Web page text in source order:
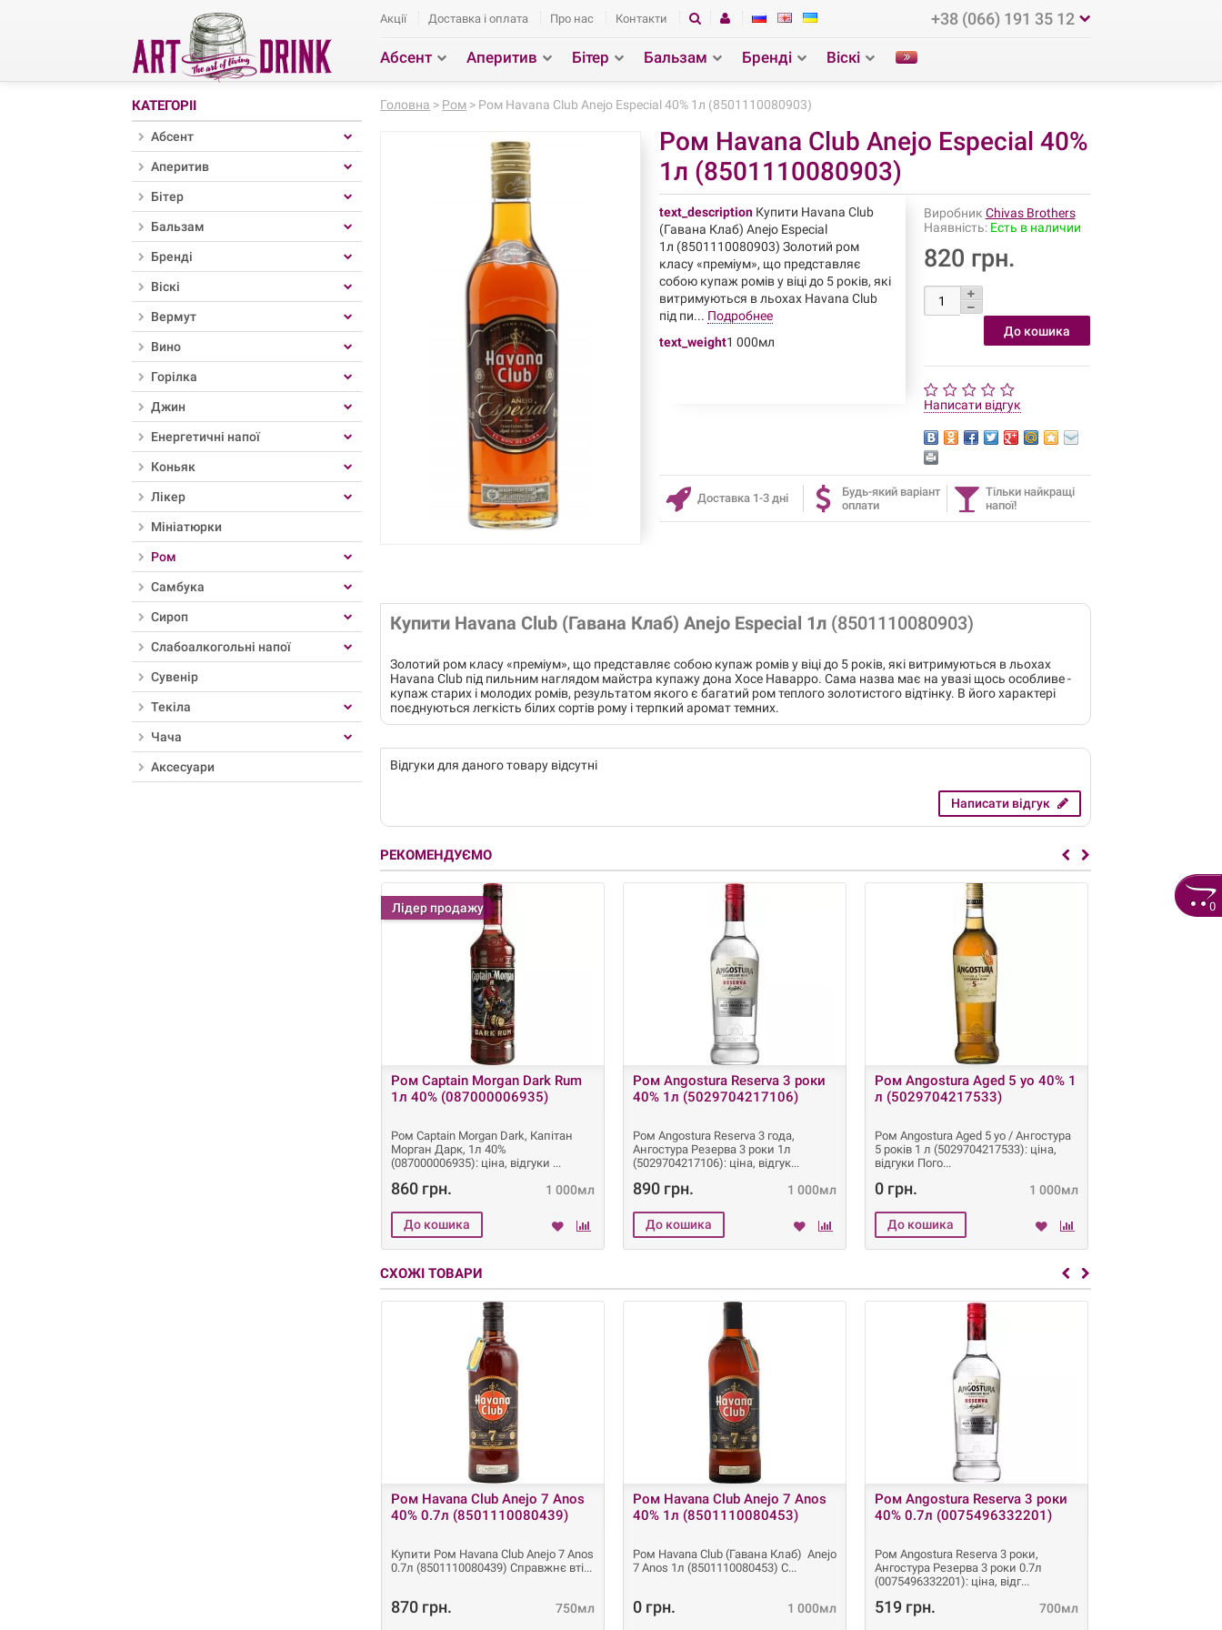
+38 (066) 191 35 12
Акції Доставка і оплата Про нас Контакти
Абсент Аперитив Бітер Бальзам Бренді Віскі
0
Розділ Пошук
КАТЕГОРІЇ
Абсент
Аперитив
Бітер
Бальзам
Бренді
Віскі
Вермут
Вино
Горілка
Джин
Енергетичні напої
Коньяк
Лікер
Мініатюрки
Ром
Самбука
Сироп
Слабоалкогольні напої
Сувенір
Текіла
Чача
Аксесуари
Головна > Ром > Ром Havana Club Anejo Especial 40% 1л (8501110080903)
Ром Havana Club Anejo Especial 40%
1л (8501110080903)
text_description Купити Havana Club
(Гавана Клаб) Anejo Especial
1л (8501110080903) Золотий ром
класу «преміум», що представляє
собою купаж ромів у віці до 5 років, які
витримуються в льохах Havana Club
під пи... Подробнее
text_weight1 000мл
Виробник Chivas Brothers
Наявність: Есть в наличии
820 грн.
Написати відгук
Доставка 1-3 дні
Будь-який варіант
оплати
Тільки найкращі
напої!
Купити Havana Club (Гавана Клаб) Anejo Especial 1л (8501110080903)
Золотий ром класу «преміум», що представляє собою купаж ромів у віці до 5 років, які витримуються в льохах
Havana Club під пильним наглядом майстра купажу дона Хосе Наварро. Сама назва має на увазі щось особливе -
купаж старих і молодих ромів, результатом якого є багатий ром теплого золотистого відтінку. В його характері
поєднуються легкість білих сортів рому і терпкий аромат темних.
Відгуки для даного товару відсутні
Написати відгук
РЕКОМЕНДУЄМО
Лідер продажу
Ром Captain Morgan Dark Rum
1л 40% (087000006935)
Ром Captain Morgan Dark, Капітан
Морган Дарк, 1л 40%
(087000006935): ціна, відгуки
1 000мл
860 грн.
Ром Angostura Reserva 3 роки
40% 1л (5029704217106)
Ром Angostura Reserva 3 года,
Ангостура Резерва 3 роки 1л
(5029704217106): ціна, відгук
1 000мл
890 грн.
Ром Angostura Aged 5 yo 40% 1
л (5029704217533)
Ром Аngostura Aged 5 yo / Ангостура
5 років 1 л (5029704217533): ціна,
відгуки Пого
1 000мл
0 грн.
СХОЖІ ТОВАРИ
Ром Havana Club Anejo 7 Anos
40% 0.7л (8501110080439)
Купити Ром Havana Club Anejo 7 Anos
0.7л (8501110080439) Справжнє вті
750мл
870 грн.
Ром Havana Club Anejo 7 Anos
40% 1л (8501110080453)
Ром Havana Club (Гавана Клаб) Anejo
7 Anos 1л (8501110080453) С
1 000мл
0 грн.
Ром Angostura Reserva 3 роки
40% 0.7л (0075496332201)
Ром Angostura Reserva 3 роки,
Ангостура Резерва 3 роки 0.7л
(0075496332201): ціна, відг
700мл
519 грн.